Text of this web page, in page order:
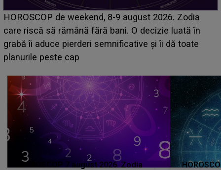
Emanuel a ținut ACEST DETALIU ASCUNS până
acum! În fața Alexandrei, concurentul din Casa Iubirii
face o MĂRTURISIRE NEAȘTEPTATĂ despre mama
sa: "I-am spus și ei în față, eu nu te iubesc pentru
HOROSCOP 7 august 2026. Zodia